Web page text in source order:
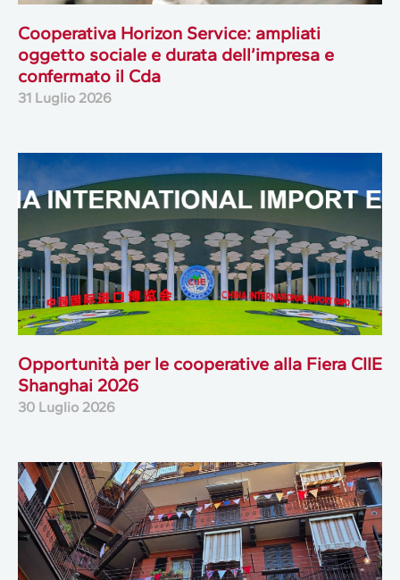
Cooperativa Horizon Service: ampliati
oggetto sociale e durata dell’impresa e
confermato il Cda
31 Luglio 2026
Opportunità per le cooperative alla Fiera CIIE
Shanghai 2026
30 Luglio 2026